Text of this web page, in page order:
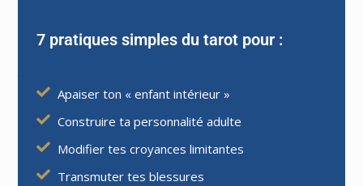
connaissez pas… Il est là lorsque vous voulez
La présence de votre enfant intérieur est donc
très précieuse ! Wikipédia écrit : « L'enfant
intérieur est un concept de psychologie
analytique créé par Carl Gustav Jung pour
7 pratiques simples du tarot pour :
Apaiser ton « enfant intérieur »
Construire ta personnalité adulte
Modifier tes croyances limitantes
Transmuter tes blessures